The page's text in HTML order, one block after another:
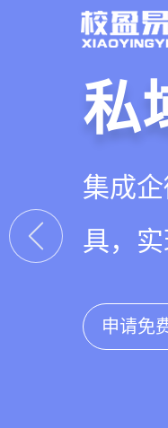
教
以学
复购
申请免
智
线索
析，
申请免
精
360°
费预
申请免
私
集成
具，
申请免